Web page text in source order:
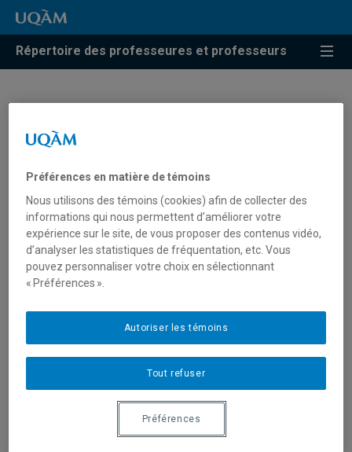
Répertoire des professeures et professeurs
Unité:Département d'informatique
Courriel
: Français, Anglais
Domaines d'expertise
Langages informatiques
Préférences en matière de témoins
Nous utilisons des témoins (cookies) afin de collecter des
informations qui nous permettent d’améliorer votre
expérience sur le site, de vous proposer des contenus vidéo,
d’analyser les statistiques de fréquentation, etc. Vous
pouvez personnaliser votre choix en sélectionnant
« Préférences ».
Tout refuser
Autoriser les témoins
Préférences